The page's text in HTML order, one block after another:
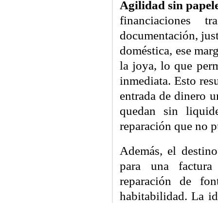
Agilidad sin
financiaciones
documentación,
doméstica, ese
la joya, lo que
inmediata. Esto
entrada de dinero
quedan sin
reparación que no
Además, el
para una factura
reparación de
habitabilidad. La